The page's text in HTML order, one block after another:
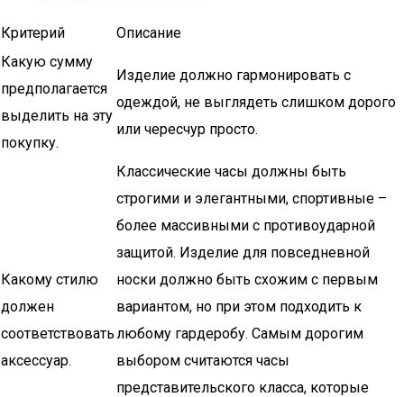
Критерий
Описание
Какую сумму
предполагается
выделить на эту
покупку.
Изделие должно гармонировать с
одеждой, не выглядеть слишком дорого
или чересчур просто.
Какому стилю
должен
соответствовать
аксессуар.
Классические часы должны быть
строгими и элегантными, спортивные –
более массивными с противоударной
защитой. Изделие для повседневной
носки должно быть схожим с первым
вариантом, но при этом подходить к
любому гардеробу. Самым дорогим
выбором считаются часы
представительского класса, которые